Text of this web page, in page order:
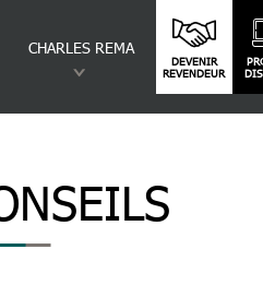
CHARLES REMA
DEVENIR
REVENDEUR